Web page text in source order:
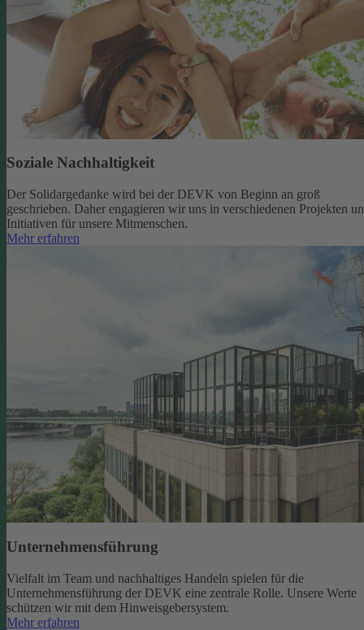
Soziale Nachhaltigkeit
Der Solidargedanke wird bei der DEVK von Beginn an groß
geschrieben. Daher engagieren wir uns in verschiedenen Projekten
Initiativen für unsere Mitmenschen.
Mehr erfahren
Unternehmensführung
Vielfalt im Team und nachhaltiges Handeln spielen für die
Unternehmensführung der DEVK eine zentrale Rolle. Unsere Werte
schützen wir mit dem Hinweisgebersystem.
Mehr erfahren